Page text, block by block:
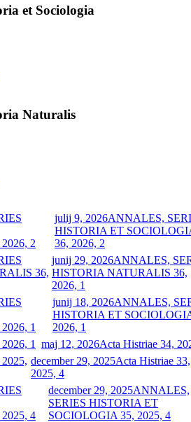
et Sociologia
Naturalis
julij 9, 2026ANNALES,
HISTORIA ET
36, 2026, 2
junij 29, 2026ANNALES,
HISTORIA NATURALIS 36,
2026, 1
junij 18, 2026ANNALES,
HISTORIA ET
2026, 1
maj 12, 2026Acta Histriae 34,
december 29, 2025Acta Histriae 33,
2025, 4
december 29, 2025ANNALES,
SERIES HISTORIA ET
SOCIOLOGIA 35, 2025, 4